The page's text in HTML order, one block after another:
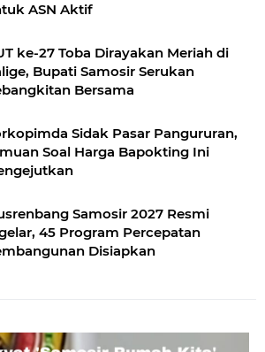
ASN Aktif
ke-27 Toba Dirayakan Meriah di
Bupati Samosir Serukan
Bersama
Sidak Pasar Pangururan,
Soal Harga Bapokting Ini
Samosir 2027 Resmi
45 Program Percepatan
Disiapkan